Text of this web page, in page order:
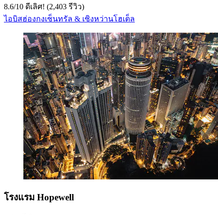
8.6/10 ดีเลิศ! (2,403 รีวิว)
ไอบิสฮ่องกงเซ็นทรัล & เซิงหว่านโฮเต็ล
โรงแรม Hopewell